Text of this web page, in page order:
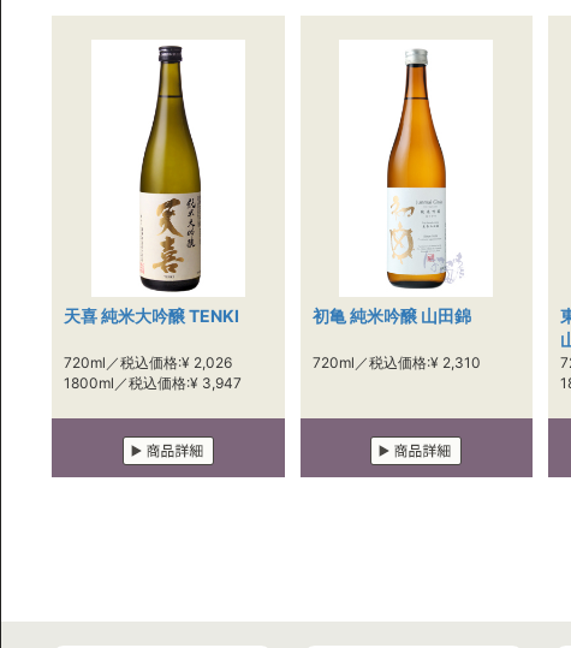
天喜 純米大吟醸 TENKI
720ml／税込価格:¥ 2,026
1800ml／税込価格:¥ 3,947
初亀 純米吟醸 山田錦
720ml／税込価格:¥ 2,310